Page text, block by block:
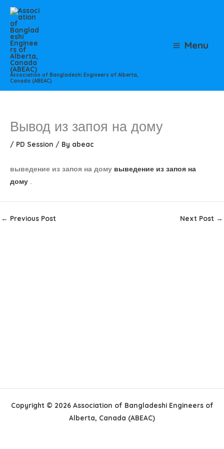
Skip
content
Association of Bangladeshi Engineers of Alberta,
Canada (ABEAC)
Menu
Вывод из запоя на дому
/ PD Session / By abeac
выведение из запоя на дому выведение из запоя на
дому .
← Previous Post Next Post →
Copyright © 2026 Association of Bangladeshi Engineers of
Alberta, Canada (ABEAC)